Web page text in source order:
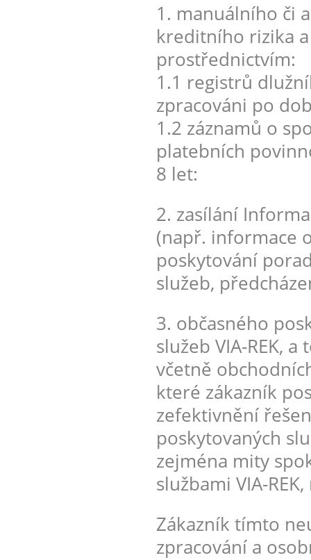
1. manuálního či
kreditního rizika
prostřednictvím:
1.1 registrů
zpracováni po
1.2 záznamů o
platebních
8 let:
2. zasílání
(např. informace
poskytování
služeb,
3. občasného
služeb VIA-REK,
včetně
které zákazník
zefektivnění
poskytovaných
zejména mity
službami VIA-
Zákazník tímto
zpracování a